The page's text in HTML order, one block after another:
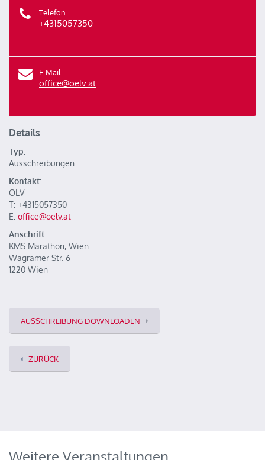
Telefon
+4315057350
E-Mail
office@oelv.at
Details
Typ:
Ausschreibungen
Kontakt:
ÖLV
T: +4315057350
E: office@oelv.at
Anschrift:
KMS Marathon, Wien
Wagramer Str. 6
1220 Wien
AUSSCHREIBUNG DOWNLOADEN
ZURÜCK
Weitere Veranstaltungen